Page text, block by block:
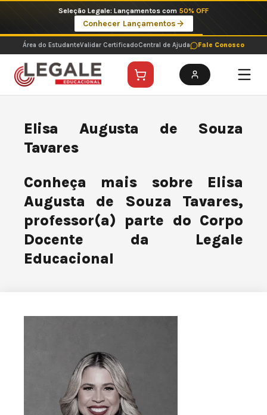
o
conteúdo
Seleção Legale: Lançamentos com 50% OFF
Conhecer Lançamentos
Área do EstudanteValidar CertificadoCentral de Ajuda Fale Conosco
Elisa Augusta de Souza
Tavares
Conheça mais sobre Elisa
Augusta de Souza Tavares,
professor(a) parte do Corpo
Docente da Legale
Educacional